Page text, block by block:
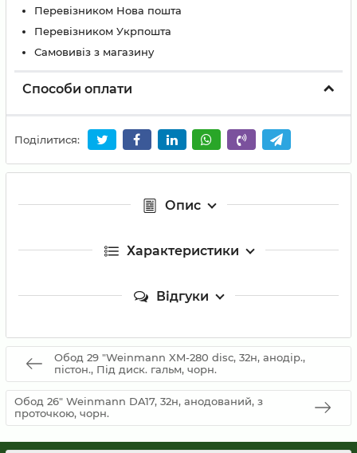
Перевізником Нова пошта
Перевізником Укрпошта
Самовивіз з магазину
Способи оплати
Поділитися:
Опис
Характеристики
Відгуки
Обод 29 "Weinmann XM-280 disc, 32н, анодір.,
пістон., Під диск. гальм, чорн.
Обод 26" Weinmann DA17, 32н, анодований, з
проточкою, чорн.